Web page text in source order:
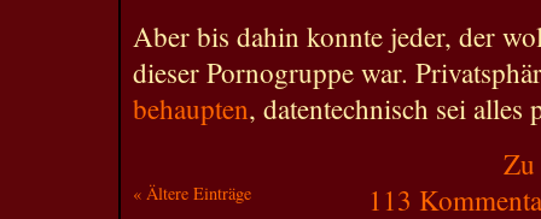
Aber bis dahin konnte jeder, der
dieser Pornogruppe war.
behaupten, datentechnisch sei alles
Zu
« Ältere Einträge 113